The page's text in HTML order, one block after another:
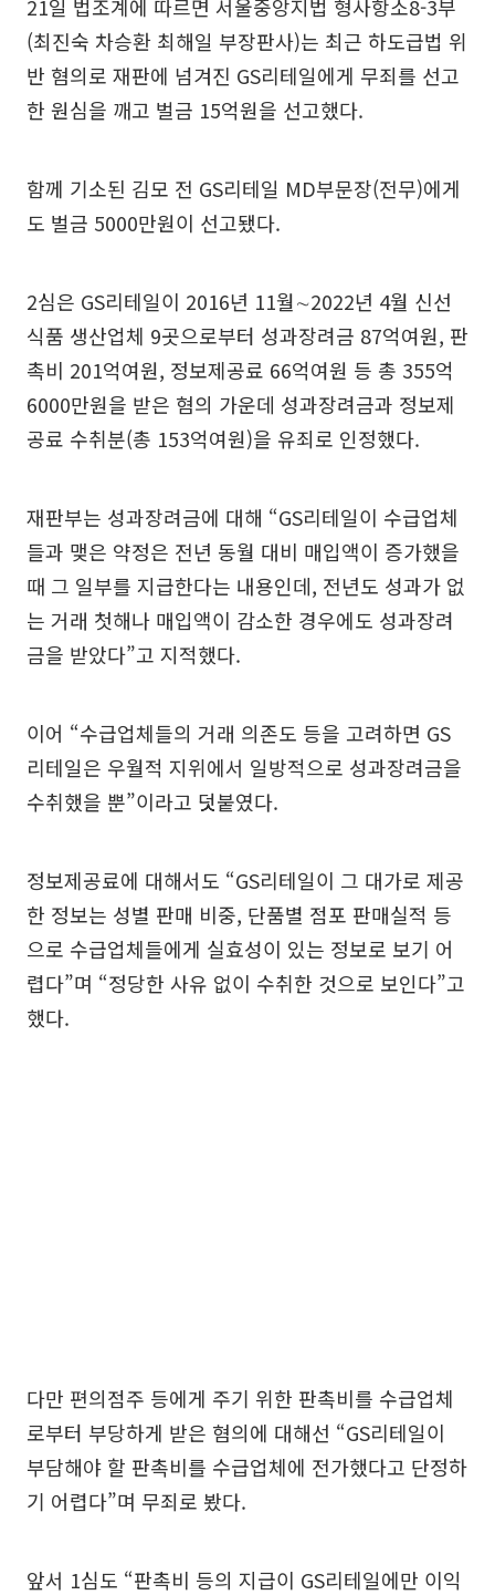
21일 법조계에 따르면 서울중앙지법 형사항소8-3부
(최진숙 차승환 최해일 부장판사)는 최근 하도급법 위
반 혐의로 재판에 넘겨진 GS리테일에게 무죄를 선고
한 원심을 깨고 벌금 15억원을 선고했다.
함께 기소된 김모 전 GS리테일 MD부문장(전무)에게
도 벌금 5000만원이 선고됐다.
2심은 GS리테일이 2016년 11월∼2022년 4월 신선
식품 생산업체 9곳으로부터 성과장려금 87억여원, 판
촉비 201억여원, 정보제공료 66억여원 등 총 355억
6000만원을 받은 혐의 가운데 성과장려금과 정보제
공료 수취분(총 153억여원)을 유죄로 인정했다.
재판부는 성과장려금에 대해 “GS리테일이 수급업체
들과 맺은 약정은 전년 동월 대비 매입액이 증가했을
때 그 일부를 지급한다는 내용인데, 전년도 성과가 없
는 거래 첫해나 매입액이 감소한 경우에도 성과장려
금을 받았다”고 지적했다.
이어 “수급업체들의 거래 의존도 등을 고려하면 GS
리테일은 우월적 지위에서 일방적으로 성과장려금을
수취했을 뿐”이라고 덧붙였다.
정보제공료에 대해서도 “GS리테일이 그 대가로 제공
한 정보는 성별 판매 비중, 단품별 점포 판매실적 등
으로 수급업체들에게 실효성이 있는 정보로 보기 어
렵다”며 “정당한 사유 없이 수취한 것으로 보인다”고
했다.
다만 편의점주 등에게 주기 위한 판촉비를 수급업체
로부터 부당하게 받은 혐의에 대해선 “GS리테일이
부담해야 할 판촉비를 수급업체에 전가했다고 단정하
기 어렵다”며 무죄로 봤다.
앞서 1심도 “판촉비 등의 지급이 GS리테일에만 이익